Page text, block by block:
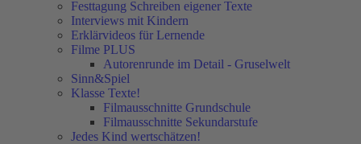
Festtagung Schreiben eigener Texte
Interviews mit Kindern
Erklärvideos für Lernende
Filme PLUS
Autorenrunde im Detail - Gruselwelt
Sinn&Spiel
Klasse Texte!
Filmausschnitte Grundschule
Filmausschnitte Sekundarstufe
Jedes Kind wertschätzen!